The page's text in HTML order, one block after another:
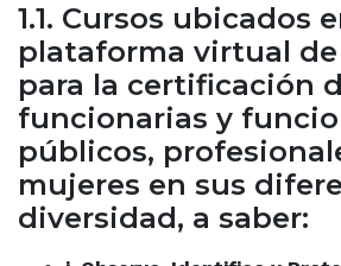
1.1. Cursos ubicados
plataforma virtual de
para la certificación
funcionarias y
públicos,
mujeres en sus
diversidad, a saber: